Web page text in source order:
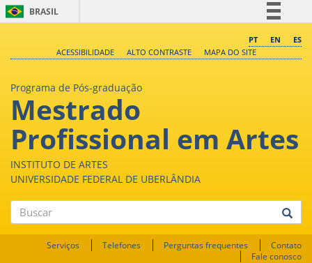
BRASIL
Comunica BR
Canais
PT EN
ES
ACESSIBILIDADE
ALTO CONTRASTE MAPA DO SITE
Programa de Pós-graduação
Mestrado
Profissional em Artes
INSTITUTO DE ARTES
UNIVERSIDADE FEDERAL DE UBERLÂNDIA
Buscar
Serviços Telefones Perguntas frequentes
Contato
Fale conosco